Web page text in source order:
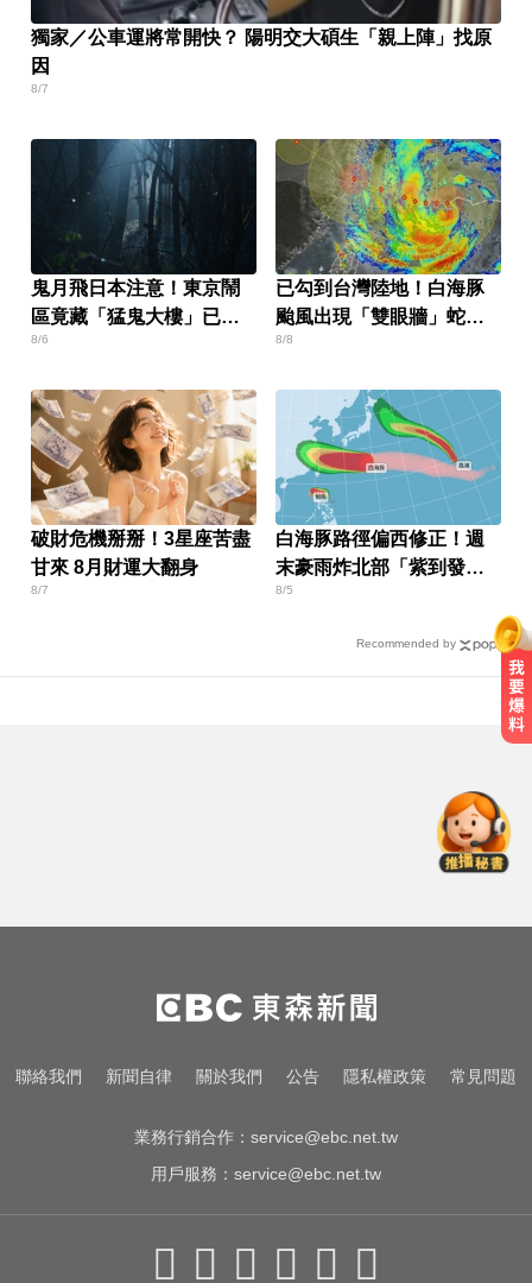
獨家／公車運將常開快？ 陽明交大碩生「親上陣」找原
因
8/7
鬼月飛日本注意！東京鬧
區竟藏「猛鬼大樓」已奪
14命
8/6
已勾到台灣陸地！白海豚
颱風出現「雙眼牆」蛇行
擺盪
8/8
破財危機掰掰！3星座苦盡
甘來 8月財運大翻身
8/7
白海豚路徑偏西修正！週
末豪雨炸北部「紫到發
白」
8/5
Recommended by
醫認定毒品意外
千金股跌落神壇！國巨收540元 分
析師：只是剛開始
高雄恐怖車禍！電動車失控連撞13
聯絡我們 新聞自律 關於我們 公告 隱私權政策 常見問題
業務行銷合作： service@ebc.net.tw
用戶服務： service@ebc.net.tw